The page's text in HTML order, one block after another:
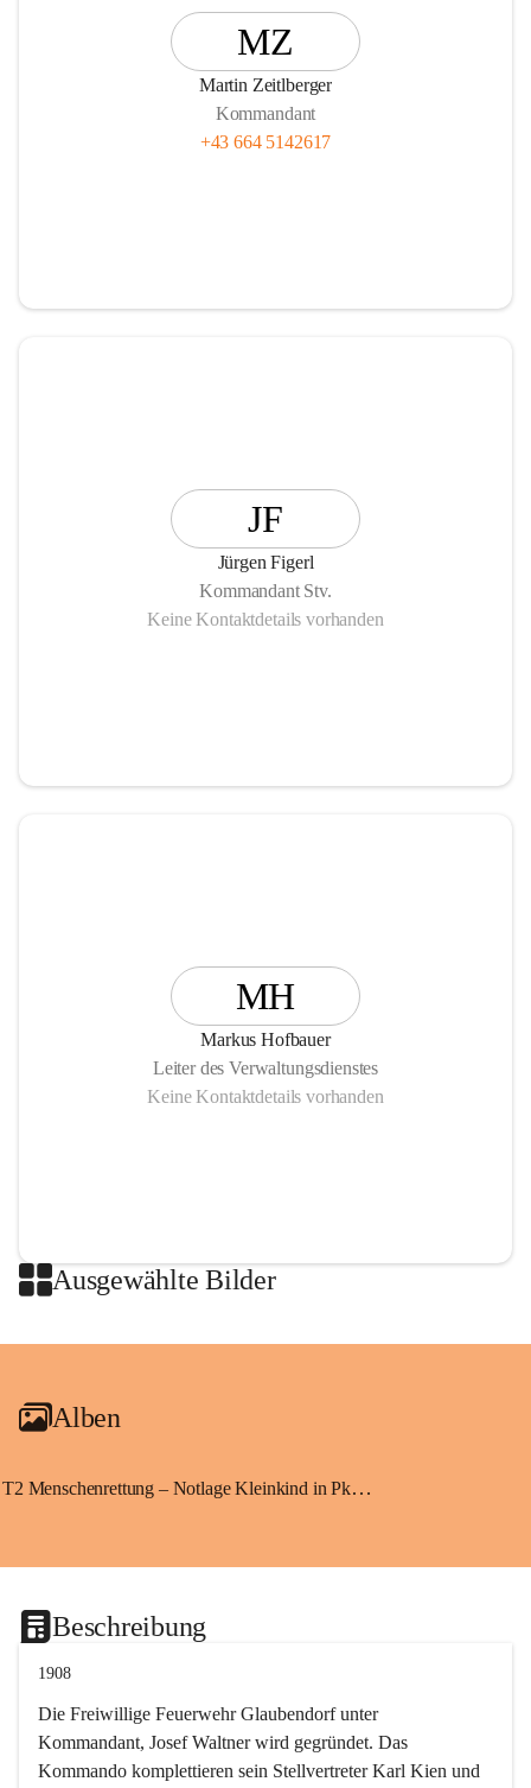
MZ
Martin Zeitlberger
Kommandant
+43 664 5142617
JF
Jürgen Figerl
Kommandant Stv.
Keine Kontaktdetails vorhanden
MH
Markus Hofbauer
Leiter des Verwaltungsdienstes
Keine Kontaktdetails vorhanden
Ausgewählte Bilder
+2
Alben
T2 Menschenrettung – Notlage Kleinkind in Pkw eingeschlossen
Beschreibung
1908
Die Freiwillige Feuerwehr Glaubendorf unter
Kommandant, Josef Waltner wird gegründet. Das
Kommando komplettieren sein Stellvertreter Karl Kien und